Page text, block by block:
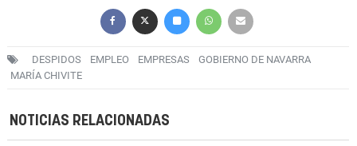
DESPIDOS EMPLEO EMPRESAS
GOBIERNO DE NAVARRA
MARÍA CHIVITE
NOTICIAS RELACIONADAS